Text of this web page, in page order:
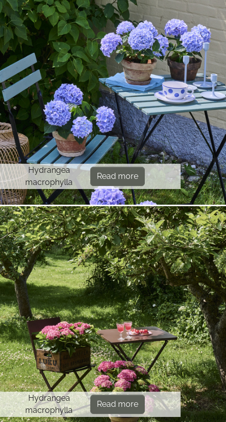
Hydrangea
macrophylla
Read more
Hydrangea
macrophylla
Read more